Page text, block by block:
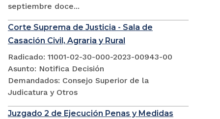
septiembre doce...
Corte Suprema de Justicia - Sala de
Casación Civil, Agraria y Rural
Radicado: 11001-02-30-000-2023-00943-00
Asunto: Notifica Decisión
Demandados: Consejo Superior de la
Judicatura y Otros
Juzgado 2 de Ejecución Penas y Medidas